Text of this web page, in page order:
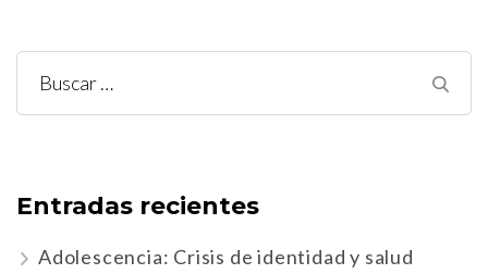
Buscar:
Entradas recientes
Adolescencia: Crisis de identidad y salud